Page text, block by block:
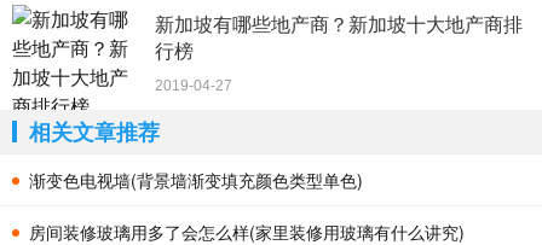
新加坡有哪些地产商？新加坡十大地产商排
行榜
2019-04-27
相关文章推荐
渐变色电视墙(背景墙渐变填充颜色类型单色)
房间装修玻璃用多了会怎么样(家里装修用玻璃有什么讲究)